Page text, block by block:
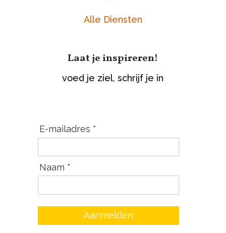
Alle Diensten
Laat je inspireren!
voed je ziel, schrijf je in
E-mailadres *
Naam *
Aanmelden